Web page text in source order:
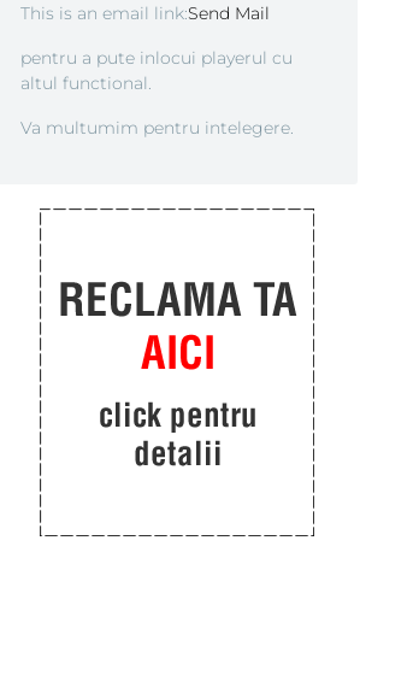
This is an email link:Send Mail
pentru a pute inlocui playerul cu
altul functional.
Va multumim pentru intelegere.